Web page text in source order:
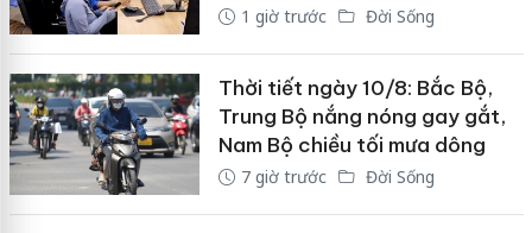
1 giờ trước Đời Sống
Thời tiết ngày 10/8: Bắc Bộ,
Trung Bộ nắng nóng gay gắt,
Nam Bộ chiều tối mưa dông
7 giờ trước Đời Sống